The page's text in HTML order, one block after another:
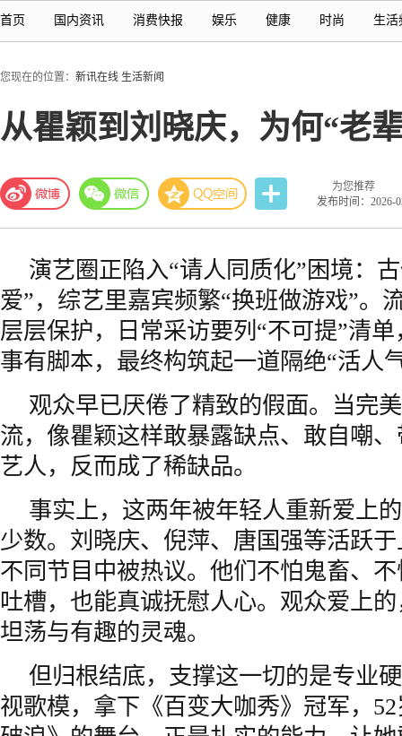
首页 国内资讯 消费快报 娱乐 健康 时尚 生活
您现在的位置： 新讯在线 生活新闻
从瞿颖到刘晓庆，为何“老
为您推荐
发布时间：2026-
演艺圈正陷入“请人同质化”困境：
爱”，综艺里嘉宾频繁“换班做游戏”。
层层保护，日常采访要列“不可提”清
事有脚本，最终构筑起一道隔绝“活人
观众早已厌倦了精致的假面。当完
流，像瞿颖这样敢暴露缺点、敢自嘲
艺人，反而成了稀缺品。
事实上，这两年被年轻人重新爱上
少数。刘晓庆、倪萍、唐国强等活跃
不同节目中被热议。他们不怕鬼畜、
吐槽，也能真诚抚慰人心。观众爱上
坦荡与有趣的灵魂。
但归根结底，支撑这一切的是专业
视歌模，拿下《百变大咖秀》冠军，